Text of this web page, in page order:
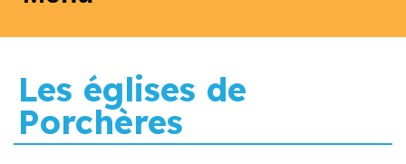
Les églises de
Porchères